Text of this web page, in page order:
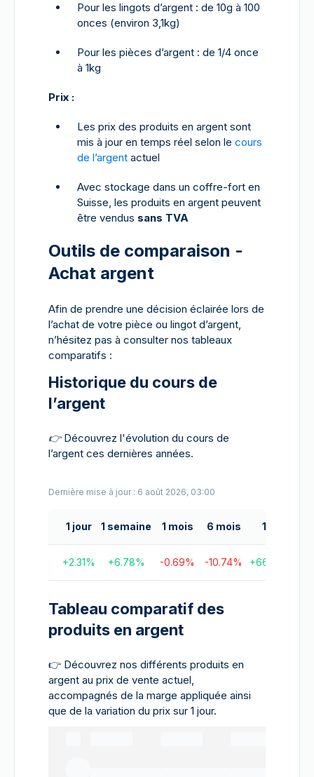
Pour les lingots d’argent : de 10g à 100
onces (environ 3,1kg)
Pour les pièces d’argent : de 1/4 once
à 1kg
Prix :
Les prix des produits en argent sont
mis à jour en temps réel selon le cours
de l’argent actuel
Avec stockage dans un coffre-fort en
Suisse, les produits en argent peuvent
être vendus sans TVA
Outils de comparaison -
Achat argent
Afin de prendre une décision éclairée lors de
l’achat de votre pièce ou lingot d’argent,
n’hésitez pas à consulter nos tableaux
comparatifs :
Historique du cours de
l’argent
👉Découvrez l'évolution du cours de
l’argent ces dernières années.
Dernière mise à jour : 6 août 2026, 03:00
1 jour 1 semaine 1 mois 6 mois 1 an
+2.31% +6.78% -0.69% -10.74% +66.47
Tableau comparatif des
produits en argent
👉 Découvrez nos différents produits en
argent au prix de vente actuel,
accompagnés de la marge appliquée ainsi
que de la variation du prix sur 1 jour.